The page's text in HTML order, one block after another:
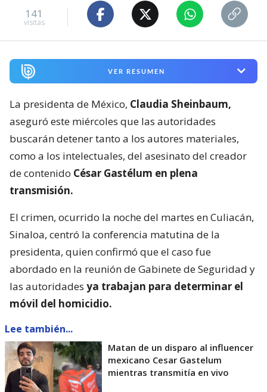
141
visitas
VER RESUMEN
La presidenta de México, Claudia Sheinbaum,
aseguró este miércoles que las autoridades
buscarán detener tanto a los autores materiales,
como a los intelectuales, del asesinato del creador
de contenido César Gastélum en plena
transmisión.
El crimen, ocurrido la noche del martes en Culiacán,
Sinaloa, centró la conferencia matutina de la
presidenta, quien confirmó que el caso fue
abordado en la reunión de Gabinete de Seguridad y
las autoridades ya trabajan para determinar el
móvil del homicidio.
Lee también...
Matan de un disparo al influencer
mexicano Cesar Gastelum
mientras transmitía en vivo